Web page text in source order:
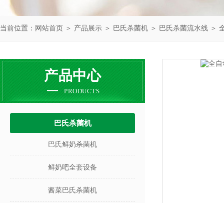
当前位置： 网站首页 ＞ 产品展示 ＞ 巴氏杀菌机 ＞ 巴氏杀菌流水线 ＞
产品中心
PRODUCTS
巴氏杀菌机
巴氏鲜奶杀菌机
鲜奶吧全套设备
酱菜巴氏杀菌机